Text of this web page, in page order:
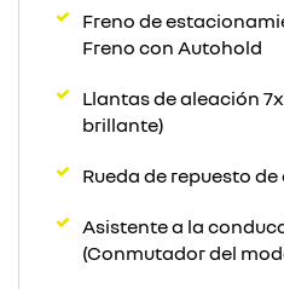
Freno de
Freno con Autohold
Llantas de aleación
brillante)
Rueda de repuesto
Asistente a la
(Conmutador del